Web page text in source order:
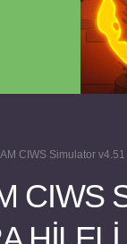
CIWS Simulator v4.51
CIWS